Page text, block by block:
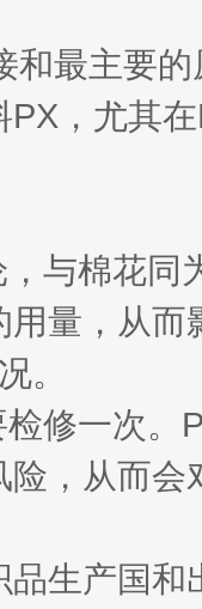
和最主要
，尤其
与棉花
量，从而
。
修一次
，从而
生产国